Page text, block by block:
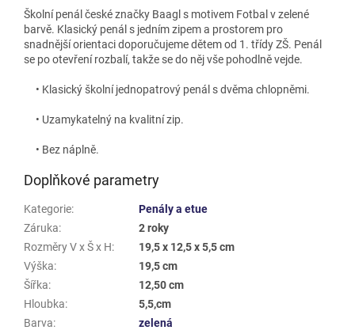
Školní penál české značky Baagl s motivem Fotbal v zelené
barvě. Klasický penál s jedním zipem a prostorem pro
snadnější orientaci doporučujeme dětem od 1. třídy ZŠ. Penál
se po otevření rozbalí, takže se do něj vše pohodlně vejde.
• Klasický školní jednopatrový penál s dvěma chlopněmi.
• Uzamykatelný na kvalitní zip.
• Bez náplně.
Doplňkové parametry
Kategorie:
Penály a etue
Záruka:
2 roky
Rozměry V x Š x H:
19,5 x 12,5 x 5,5 cm
Výška:
19,5 cm
Šířka:
12,50 cm
Hloubka:
5,5,cm
Barva:
zelená